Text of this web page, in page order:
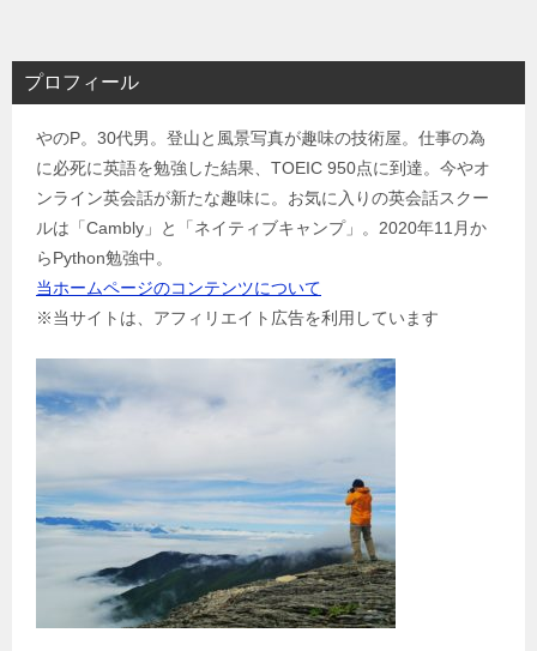
ビ
ゲ
プロフィール
やのP。30代男。登山と風景写真が趣味の技術屋。仕事の為
に必死に英語を勉強した結果、TOEIC 950点に到達。今やオ
ンライン英会話が新たな趣味に。お気に入りの英会話スクー
ルは「Cambly」と「ネイティブキャンプ」。2020年11月か
らPython勉強中。
当ホームページのコンテンツについて
※当サイトは、アフィリエイト広告を利用しています